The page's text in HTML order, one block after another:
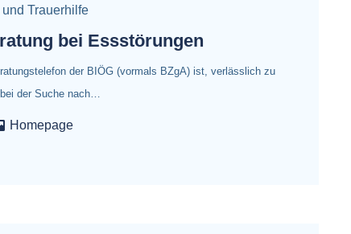
und Trauerhilfe
bei Essstörungen
der BIÖG (vormals BZgA) ist, verlässlich zu
der Suche nach…
Homepage